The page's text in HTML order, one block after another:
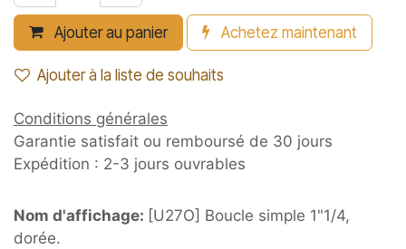
Ajouter au panier Achetez maintenant
Ajouter à la liste de souhaits
Conditions générales
Garantie satisfait ou remboursé de 30 jours
Expédition : 2-3 jours ouvrables
Nom d'affichage: [U27O] Boucle simple 1"1/4,
dorée.